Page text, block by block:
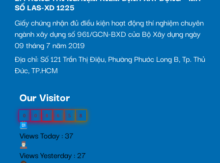
SỐ LAS-XD 1225
Giấy chứng nhận đủ điều kiện hoạt động thí nghiệm chuyên
ngành xây dựng số 961/GCN-BXD của Bộ Xây dựng ngày
09 tháng 7 năm 2019
Địa chỉ: Số 121 Trần Thị Điệu, Phường Phước Long B, Tp. Thủ
Đức, TP.HCM
Our Visitor
0 0 8 6 5 8
Views Today : 37
Views Yesterday : 27